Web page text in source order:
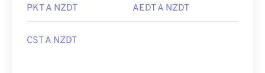
PKT A NZDT AEDT A NZDT
CST A NZDT